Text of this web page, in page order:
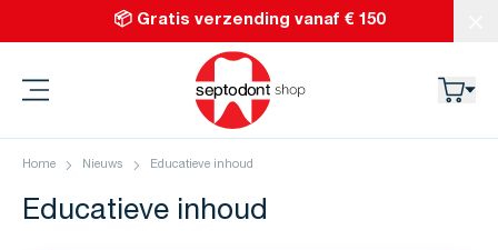
Ga naar de inhoud📦 Gratis verzending vanaf € 150
Septodont
Home Nieuws Educatieve inhoud
Educatieve inhoud